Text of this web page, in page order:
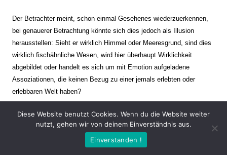
Der Betrachter meint, schon einmal Gesehenes wiederzuerkennen,
bei genauerer Betrachtung könnte sich dies jedoch als Illusion
herausstellen: Sieht er wirklich Himmel oder Meeresgrund, sind dies
wirklich fischähnliche Wesen, wird hier überhaupt Wirklichkeit
abgebildet oder handelt es sich um mit Emotion aufgeladene
Assoziationen, die keinen Bezug zu einer jemals erlebten oder
erlebbaren Welt haben?
Verharren und Dynamik stehen sich dabei gegenüber. Zeit steht still
oder verrinnt im Nu. Es soll dabei eine Spannung, auch farblich, bis
zur Schmerzgrenze erzeugt werden. Die Arbeiten stellen ambivalente
Diese Website benutzt Cookies. Wenn du die Website weiter
nutzt, gehen wir von deinem Einverständnis aus.
Einverstanden !